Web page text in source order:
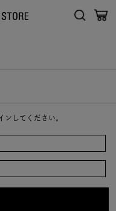
ンしてください。